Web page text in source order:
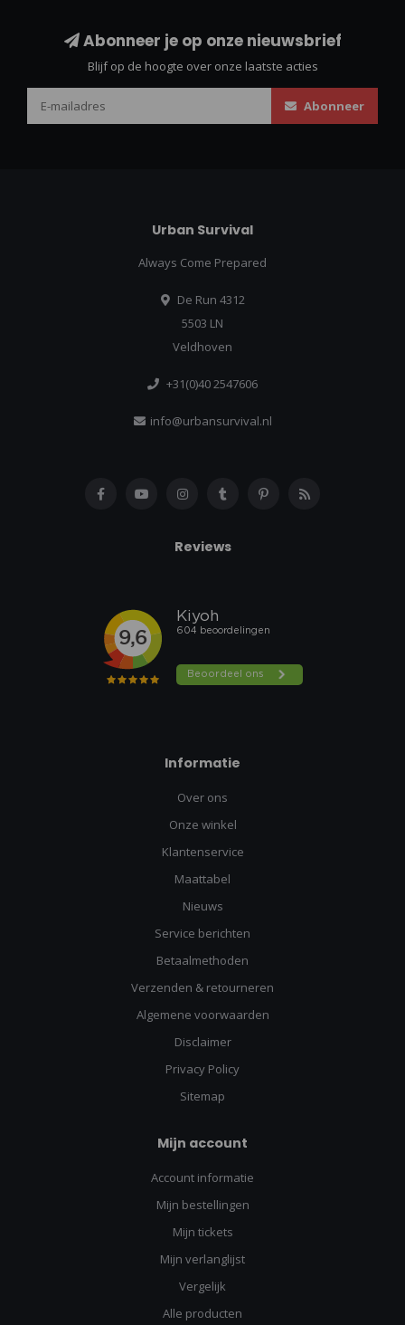
Abonneer je op onze nieuwsbrief
Blijf op de hoogte over onze laatste acties
Abonneer
Urban Survival
Always Come Prepared
De Run 4312
5503 LN
Veldhoven
+31(0)40 2547606
info@urbansurvival.nl
Reviews
Informatie
Over ons
Onze winkel
Klantenservice
Maattabel
Nieuws
Service berichten
Betaalmethoden
Verzenden & retourneren
Algemene voorwaarden
Disclaimer
Privacy Policy
Sitemap
Mijn account
Account informatie
Mijn bestellingen
Mijn tickets
Mijn verlanglijst
Vergelijk
Alle producten